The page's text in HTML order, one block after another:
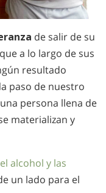
de salir de su
a lo largo de sus
resultado
paso de nuestro
persona llena de
materializan y
el alcohol y las
un lado para el